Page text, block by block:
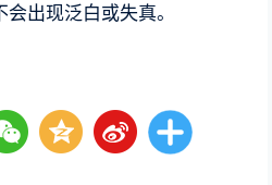
出现泛白或失真。